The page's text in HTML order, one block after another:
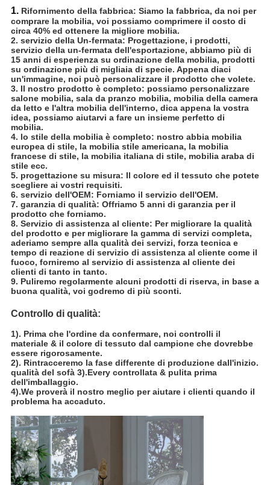
1. Rifornimento della fabbrica: Siamo la fabbrica, da noi per
comprare la mobilia, voi possiamo comprimere il costo di
circa 40% ed ottenere la migliore mobilia.
2. servizio della Un-fermata: Progettazione, i prodotti,
servizio della un-fermata dell'esportazione, abbiamo più di
15 anni di esperienza su ordinazione della mobilia, prodotti
su ordinazione più di migliaia di specie. Appena diaci
un'immagine, noi può personalizzare il prodotto che volete.
3. Il nostro prodotto è completo: possiamo personalizzare
salone mobilia, sala da pranzo mobilia, mobilia della camera
da letto e l'altra mobilia dell'interno, dica appena la vostra
idea, possiamo aiutarvi a fare un insieme perfetto di
mobilia.
4. lo stile della mobilia è completo: nostro abbia mobilia
europea di stile, la mobilia stile americana, la mobilia
francese di stile, la mobilia italiana di stile, mobilia araba di
stile ecc.
5. progettazione su misura: Il colore ed il tessuto che potete
scegliere ai vostri requisiti.
6. servizio dell'OEM: Forniamo il servizio dell'OEM.
7. garanzia di qualità: Offriamo 5 anni di garanzia per il
prodotto che forniamo.
8. Servizio di assistenza al cliente: Per migliorare la qualità
del prodotto e per migliorare la gamma di servizi completa,
aderiamo sempre alla qualità dei servizi, forza tecnica e
tempo di reazione di servizio di assistenza al cliente come il
fuoco, forniremo al servizio di assistenza al cliente dei
clienti di tanto in tanto.
9. Puliremo regolarmente alcuni prodotti di riserva, in base a
buona qualità, voi godremo di più sconti.
Controllo di qualità:
1). Prima che l'ordine da confermare, noi controlli il
materiale & il colore di tessuto dal campione che dovrebbe
essere rigorosamente.
2). Rintracceremo la fase differente di produzione dall'inizio.
qualità del sofà 3).Every controllata & pulita prima
dell'imballaggio.
4).We proverà il nostro meglio per aiutare i clienti quando il
problema ha accaduto.